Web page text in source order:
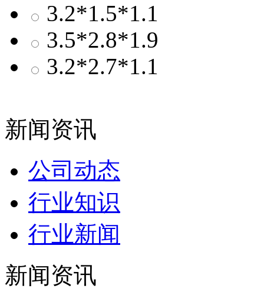
3.2*1.5*1.1
3.5*2.8*1.9
3.2*2.7*1.1
新闻资讯
公司动态
行业知识
行业新闻
新闻资讯